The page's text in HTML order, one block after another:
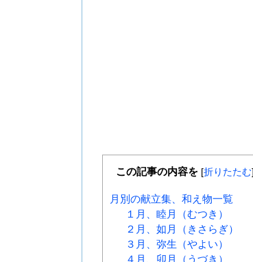
この記事の内容を [折りたたむ]
月別の献立集、和え物一覧
１月、睦月（むつき）
２月、如月（きさらぎ）
３月、弥生（やよい）
４月、卯月（うづき）